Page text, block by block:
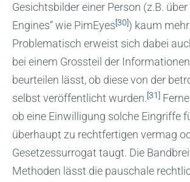
Gesichtsbilder einer Person (z.B. über
Engines“ wie PimEyes[30]) kaum
Problematisch erweist sich dabei
bei einem Grossteil der
beurteilen lässt, ob diese von der
selbst veröffentlicht wurden.[31]
ob eine Einwilligung solche Eingriffe
überhaupt zu rechtfertigen vermag
Gesetzessurrogat taugt. Die
Methoden lässt die pauschale